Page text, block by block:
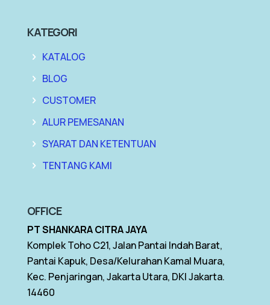
KATEGORI
KATALOG
BLOG
CUSTOMER
ALUR PEMESANAN
SYARAT DAN KETENTUAN
TENTANG KAMI
OFFICE
PT SHANKARA CITRA JAYA
Komplek Toho C21, Jalan Pantai Indah Barat,
Pantai Kapuk, Desa/Kelurahan Kamal Muara,
Kec. Penjaringan, Jakarta Utara, DKI Jakarta.
14460